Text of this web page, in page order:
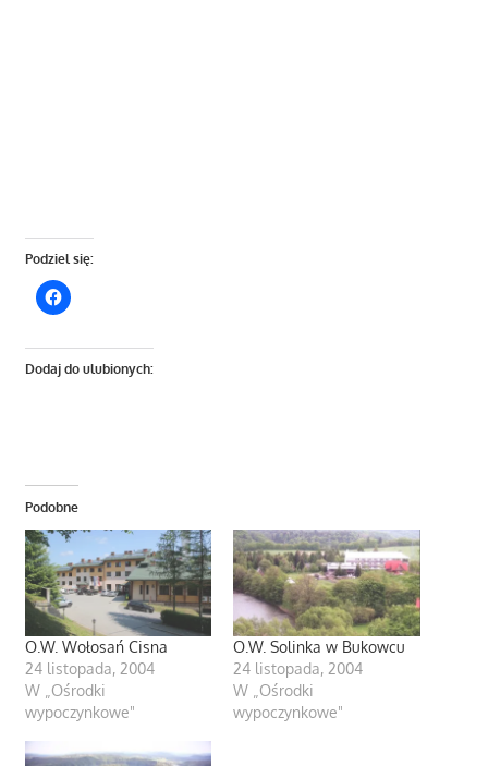
Podziel się:
Dodaj do ulubionych:
Podobne
O.W. Wołosań Cisna
24 listopada, 2004
W „Ośrodki
wypoczynkowe"
O.W. Solinka w Bukowcu
24 listopada, 2004
W „Ośrodki
wypoczynkowe"